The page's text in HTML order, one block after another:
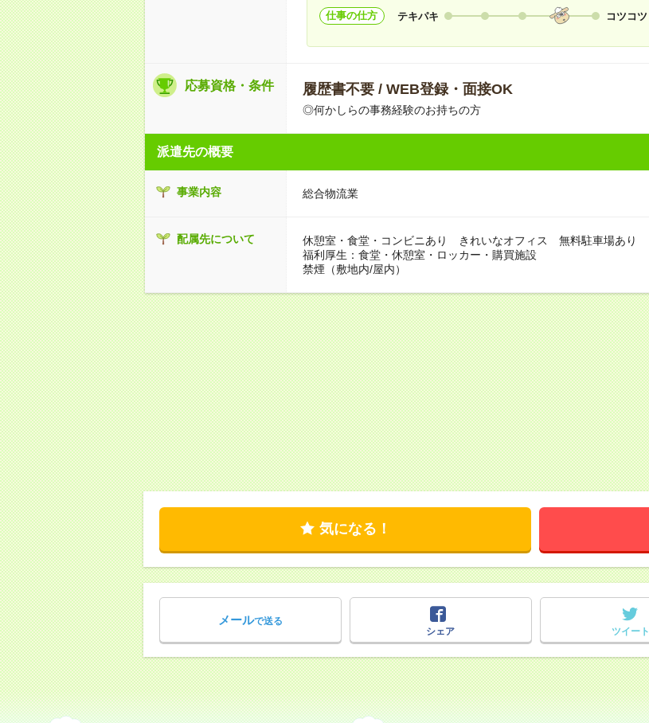
仕事の仕方 テキパキ コツコツ
応募資格・条件 履歴書不要 / WEB登録・面接OK
◎何かしらの事務経験のお持ちの方
派遣先の概要
事業内容 総合物流業
配属先について
休憩室・食堂・コンビニあり きれいなオフィス 無料駐車場あり
福利厚生：食堂・休憩室・ロッカー・購買施設
禁煙（敷地内/屋内）
気になる！
メールで送る
シェア
ツイート